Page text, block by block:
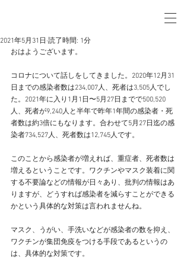
2021年5月31日 読了時間: 1分
おはようございます。
コロナについて話しをしてきました。2020年12月31
日までの感染者数は234,007人、死者は3,505人でし
た。2021年に入り1月1日〜5月27日までで500,520
人、死者が9,240人と半年で昨年1年間の感染者・死
者数は約3倍にもなります。合わせて5月27日迄の感
染者734,527人、死者数は12,745人です。
このことから感染者が増えれば、重症者、死者数は
増えるということです。ワクチンやマスク装着に関
する不要論などの情報が日々あり、批判の情報はあ
りますが、どうすれば感染者を減らすことができる
かという具体的な対策は言われませんね。
マスク、うがい、手洗いなどが感染者の数を抑え、
ワクチンが集団免疫をつける手段であるというの
は、具体的な対策です。